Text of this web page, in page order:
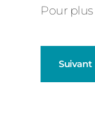
Pour
Suivant